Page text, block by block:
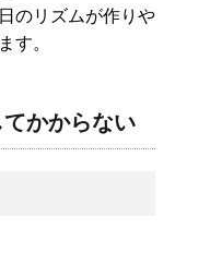
のリズムが作りや
す。
かからない